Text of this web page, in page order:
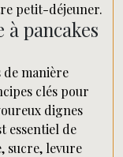
petit-déjeuner.
pancakes
de manière
clés pour
dignes
essentiel de
sucre, levure